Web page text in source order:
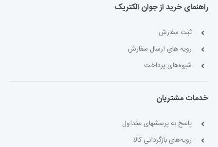
راهنمای خرید از جوان الکتریک
ثبت سفارش
رویه های ارسال سفارش
شیوه‌های پرداخت
خدمات مشتریان
پاسخ به پرسشهای متداول
رویه‌های بازگردانی کالا